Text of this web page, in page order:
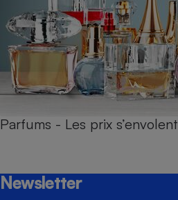
Parfums - Les prix s’envolent
Newsletter